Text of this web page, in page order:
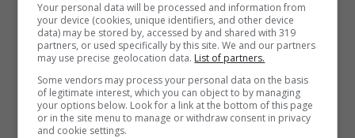
Your personal data will be processed and information from
your device (cookies, unique identifiers, and other device
data) may be stored by, accessed by and shared with 319
partners, or used specifically by this site. We and our partners
may use precise geolocation data. List of partners.
Some vendors may process your personal data on the basis
of legitimate interest, which you can object to by managing
your options below. Look for a link at the bottom of this page
or in the site menu to manage or withdraw consent in privacy
and cookie settings.